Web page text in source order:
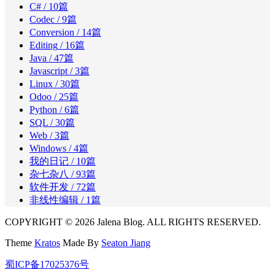
C# / 10篇
Codec / 9篇
Conversion / 14篇
Editing / 16篇
Java / 47篇
Javascript / 3篇
Linux / 30篇
Odoo / 25篇
Python / 6篇
SQL / 30篇
Web / 3篇
Windows / 4篇
我的日记 / 10篇
杂七杂八 / 93篇
软件开发 / 72篇
非线性编辑 / 1篇
COPYRIGHT © 2026 Jalena Blog. ALL RIGHTS RESERVED.
Theme Kratos Made By Seaton Jiang
蜀ICP备17025376号